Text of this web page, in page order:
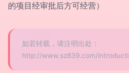
的项目经审批后方可经营）
如若转载，请注明出处：
http://www.sz839.com/